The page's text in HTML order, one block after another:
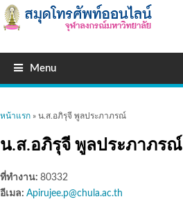
Menu
คุณอยู่ที่นี่
หน้าแรก » น.ส.อภิรุจี พูลประภาภรณ์
น.ส.อภิรุจี พูลประภาภรณ์
ที่ทำงาน: 80332
อีเมล: Apirujee.p@chula.ac.th